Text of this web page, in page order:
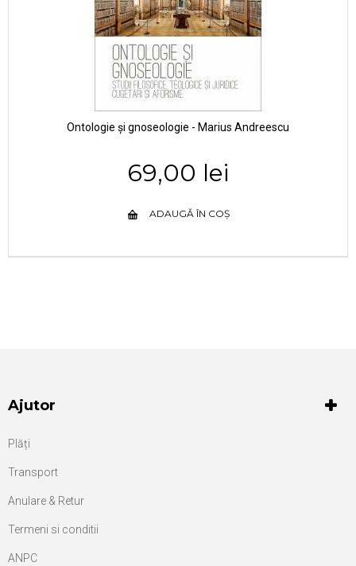
Ontologie și gnoseologie - Marius Andreescu
69,00 lei
ADAUGĂ ÎN COȘ
Ajutor
Plăți
Transport
Anulare & Retur
Termeni si conditii
ANPC